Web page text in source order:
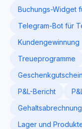
Buchungs-Widget
Telegram-Bot für
Kundengewinnung
Treueprogramme
P&L-Bericht
Gehaltsabrechnung
Lager und